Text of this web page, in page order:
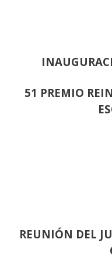
51 PREMIO
REUNIÓN DEL